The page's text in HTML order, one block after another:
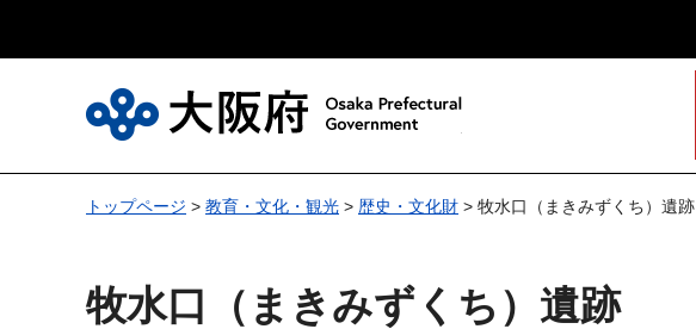
トップページ > 教育・文化・観光 > 歴史・文化財 > 牧水口（まきみずくち）遺跡
牧水口（まきみずくち）遺跡